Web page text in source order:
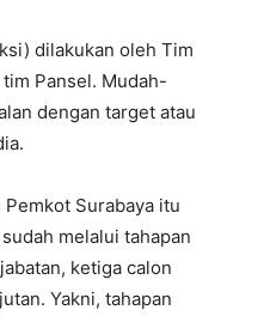
dilakukan oleh Tim
Pansel. Mudah-
dengan target atau
Pemkot Surabaya itu
melalui tahapan
ketiga calon
Yakni, tahapan